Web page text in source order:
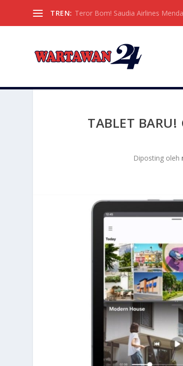
TREN: Teror Bom! Saudia Airlines
TABLET BARU!
Diposting oleh